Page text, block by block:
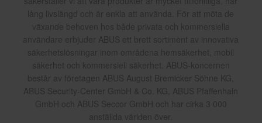
lång livslängd och är enkla att använda. För att möta de
växande behoven hos både privata och kommersiella
användare erbjuder ABUS ett brett sortiment av innovativa
säkerhetslösningar inom områdena hemsäkerhet, mobil
säkerhet och kommersiell säkerhet. ABUS-koncernen
består av företagen ABUS August Bremicker Söhne KG,
ABUS Security-Center GmbH & Co. KG, ABUS Pfaffenhain
GmbH och ABUS Seccor GmbH och har cirka 3 000
anställda världen över.